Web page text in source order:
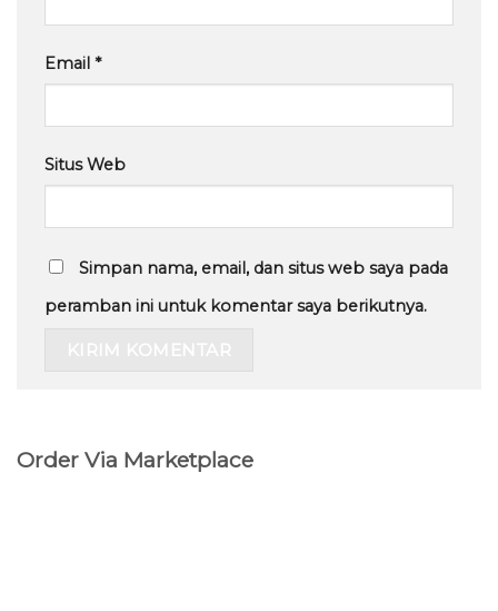
Email *
Situs Web
Simpan nama, email, dan situs web saya pada
peramban ini untuk komentar saya berikutnya.
Order Via Marketplace